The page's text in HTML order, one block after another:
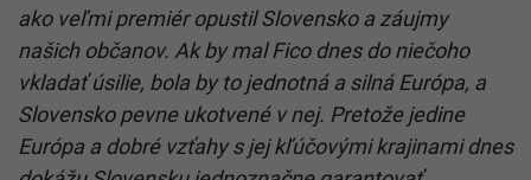
ako veľmi premiér opustil Slovensko a záujmy
našich občanov. Ak by mal Fico dnes do niečoho
vkladať úsilie, bola by to jednotná a silná Európa, a
Slovensko pevne ukotvené v nej. Pretože jedine
Európa a dobré vzťahy s jej kľúčovými krajinami dnes